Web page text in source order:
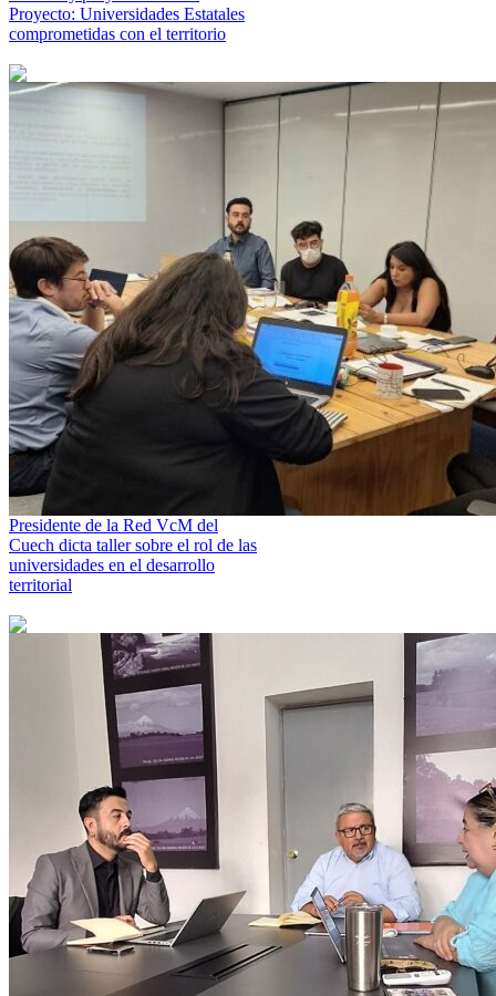
Proyecto: Universidades Estatales
comprometidas con el territorio
Presidente de la Red VcM del
Cuech dicta taller sobre el rol de las
universidades en el desarrollo
territorial